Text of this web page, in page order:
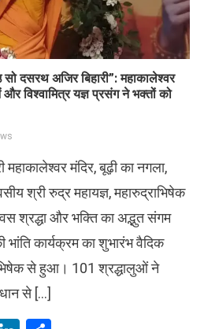
दसरथ अजिर बिहारी”: महाकालेश्वर
विश्वामित्र यज्ञ प्रसंग ने भक्तों को
मंदिर, बूढ़ी का नगला,
श्री रुद्र महायज्ञ, महारुद्राभिषेक
श्रद्धा और भक्ति का अद्भुत संगम
भांति कार्यक्रम का शुभारंभ वैदिक
से हुआ। 101 श्रद्धालुओं ने
से […]